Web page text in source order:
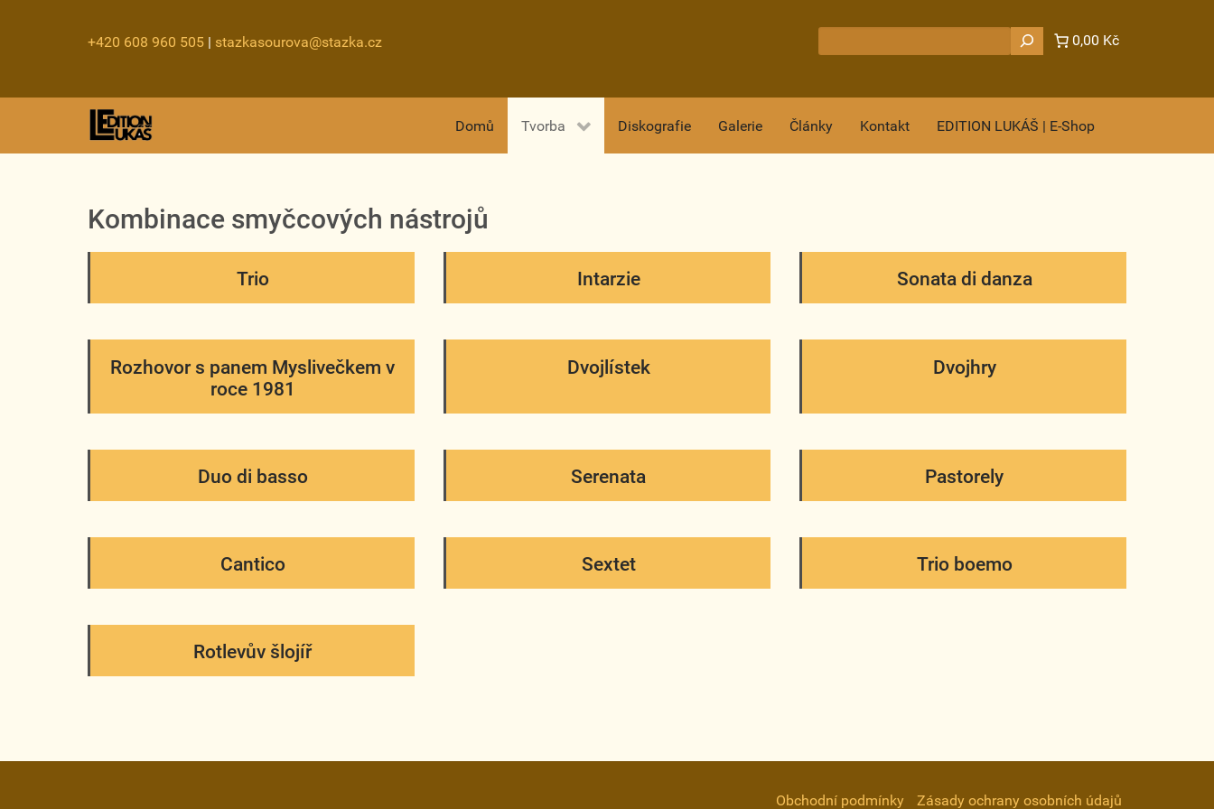
+420 608 960 505 | stazkasourova@stazka.cz 0,00 Kč
Domů Tvorba Diskografie Galerie Články Kontakt EDITION LUKÁŠ | E-Shop
Kombinace smyčcových nástrojů
Trio Intarzie Sonata di danza
Rozhovor s panem Myslivečkem v
roce 1981
Dvojlístek Dvojhry
Duo di basso Serenata Pastorely
Cantico Sextet Trio boemo
Rotlevův šlojíř
Obchodní podmínky Zásady ochrany osobních údajů